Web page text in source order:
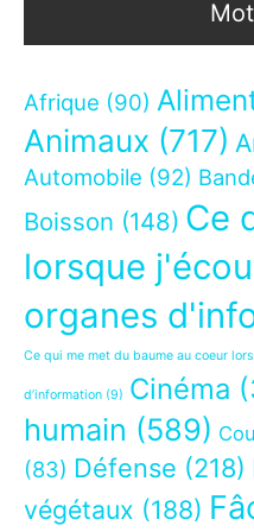
Afrique (90)
Animaux (717)
Automobile (92)
Boisson (148) Ce
lorsque
organes
Ce qui me met du baume au coeur
d’information (9) Cinéma
humain (589)
(83) Défense (218)
végétaux (188)